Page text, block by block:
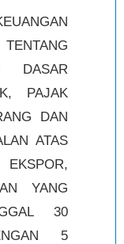
DASAR
PAJAK
DAN
ATAS
YANG
30
5